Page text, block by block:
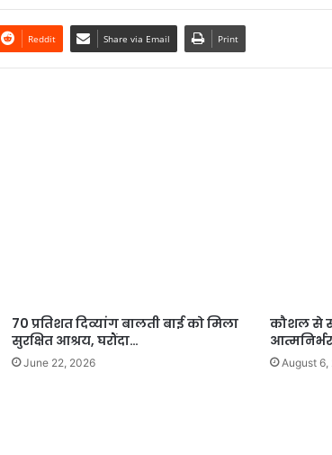
Reddit Share via Email Print
70 प्रतिशत दिव्यांग बालती बाई को मिला
सुरक्षित आश्रय, घरौंदा…
June 22, 2026
कौशल से
August 6,